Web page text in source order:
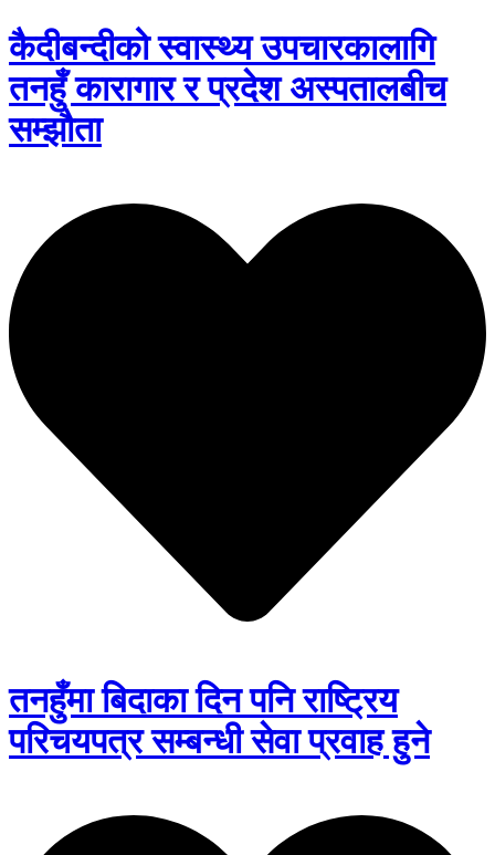
कैदीबन्दीको स्वास्थ्य उपचारकालागि
तनहुँ कारागार र प्रदेश अस्पतालबीच
सम्झौता
तनहुँमा बिदाका दिन पनि राष्ट्रिय
परिचयपत्र सम्बन्धी सेवा प्रवाह हुने